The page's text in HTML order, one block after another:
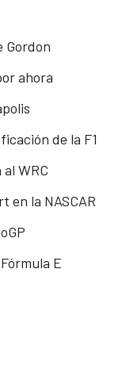
Gordon
ahora
de la F1
WRC
en la NASCAR
E